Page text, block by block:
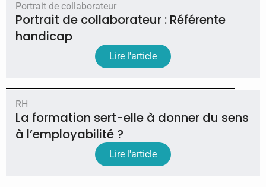
Portrait de collaborateur
Portrait de collaborateur : Référente
handicap
Lire l'article
RH
La formation sert-elle à donner du sens
à l’employabilité ?
Lire l'article